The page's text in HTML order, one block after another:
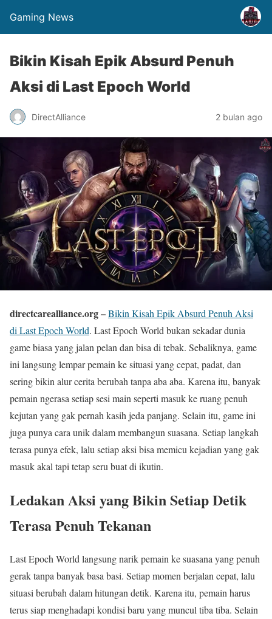
Gaming News
Bikin Kisah Epik Absurd Penuh
Aksi di Last Epoch World
DirectAlliance 2 bulan ago
directcarealliance.org –Bikin Kisah Epik Absurd Penuh Aksi
di Last Epoch World. Last Epoch World bukan sekadar dunia
game biasa yang jalan pelan dan bisa di tebak. Sebaliknya, game
ini langsung lempar pemain ke situasi yang cepat, padat, dan
sering bikin alur cerita berubah tanpa aba aba. Karena itu, banyak
pemain ngerasa setiap sesi main seperti masuk ke ruang penuh
kejutan yang gak pernah kasih jeda panjang. Selain itu, game ini
juga punya cara unik dalam membangun suasana. Setiap langkah
terasa punya efek, lalu setiap aksi bisa memicu kejadian yang gak
masuk akal tapi tetap seru buat di ikutin.
Ledakan Aksi yang Bikin Setiap Detik
Terasa Penuh Tekanan
Last Epoch World langsung narik pemain ke suasana yang penuh
gerak tanpa banyak basa basi. Setiap momen berjalan cepat, lalu
situasi berubah dalam hitungan detik. Karena itu, pemain harus
terus siap menghadapi kondisi baru yang muncul tiba tiba. Selain